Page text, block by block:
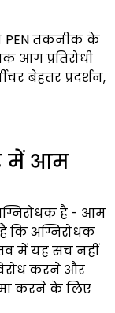
PEN तकनीक के
आग प्रतिरोधी
बेहतर प्रदर्शन,
में आम
है - आम
कि अग्निरोधक
में यह सच नहीं
करने और
करने के लिए